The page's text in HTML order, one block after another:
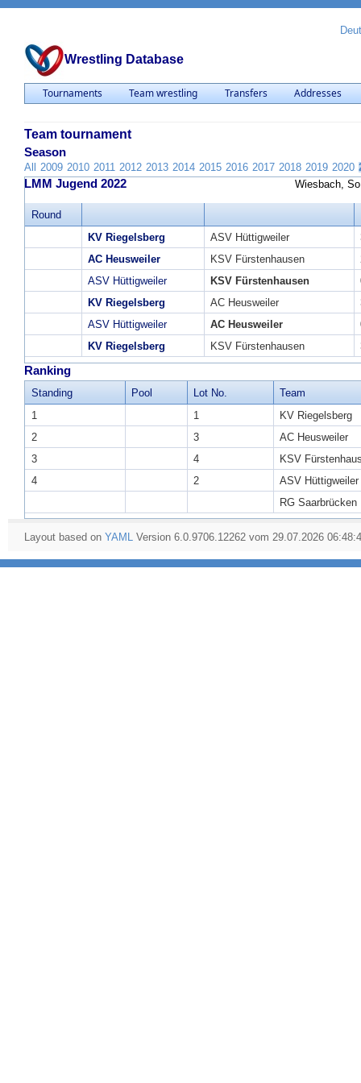
Wrestling Database
Tournaments Team wrestling Transfers Addresses
Team tournament
Season
All 2009 2010 2011 2012 2013 2014 2015 2016 2017 2018 2019 2020
LMM Jugend 2022 Wiesbach,
Round
KV Riegelsberg
ASV Hüttigweiler
AC Heusweiler
KSV Fürstenhausen
ASV Hüttigweiler
KSV Fürstenhausen
KV Riegelsberg
AC Heusweiler
ASV Hüttigweiler
AC Heusweiler
KV Riegelsberg
KSV Fürstenhausen
Ranking
Standing Pool Lot No.
Team
1
1
KV Riegelsberg
2
3
AC Heusweiler
3
4
KSV
4
2
ASV Hüttigweiler
RG Saarbrücken
Layout based on YAML Version 6.0.9706.12262 vom 29.07.2026